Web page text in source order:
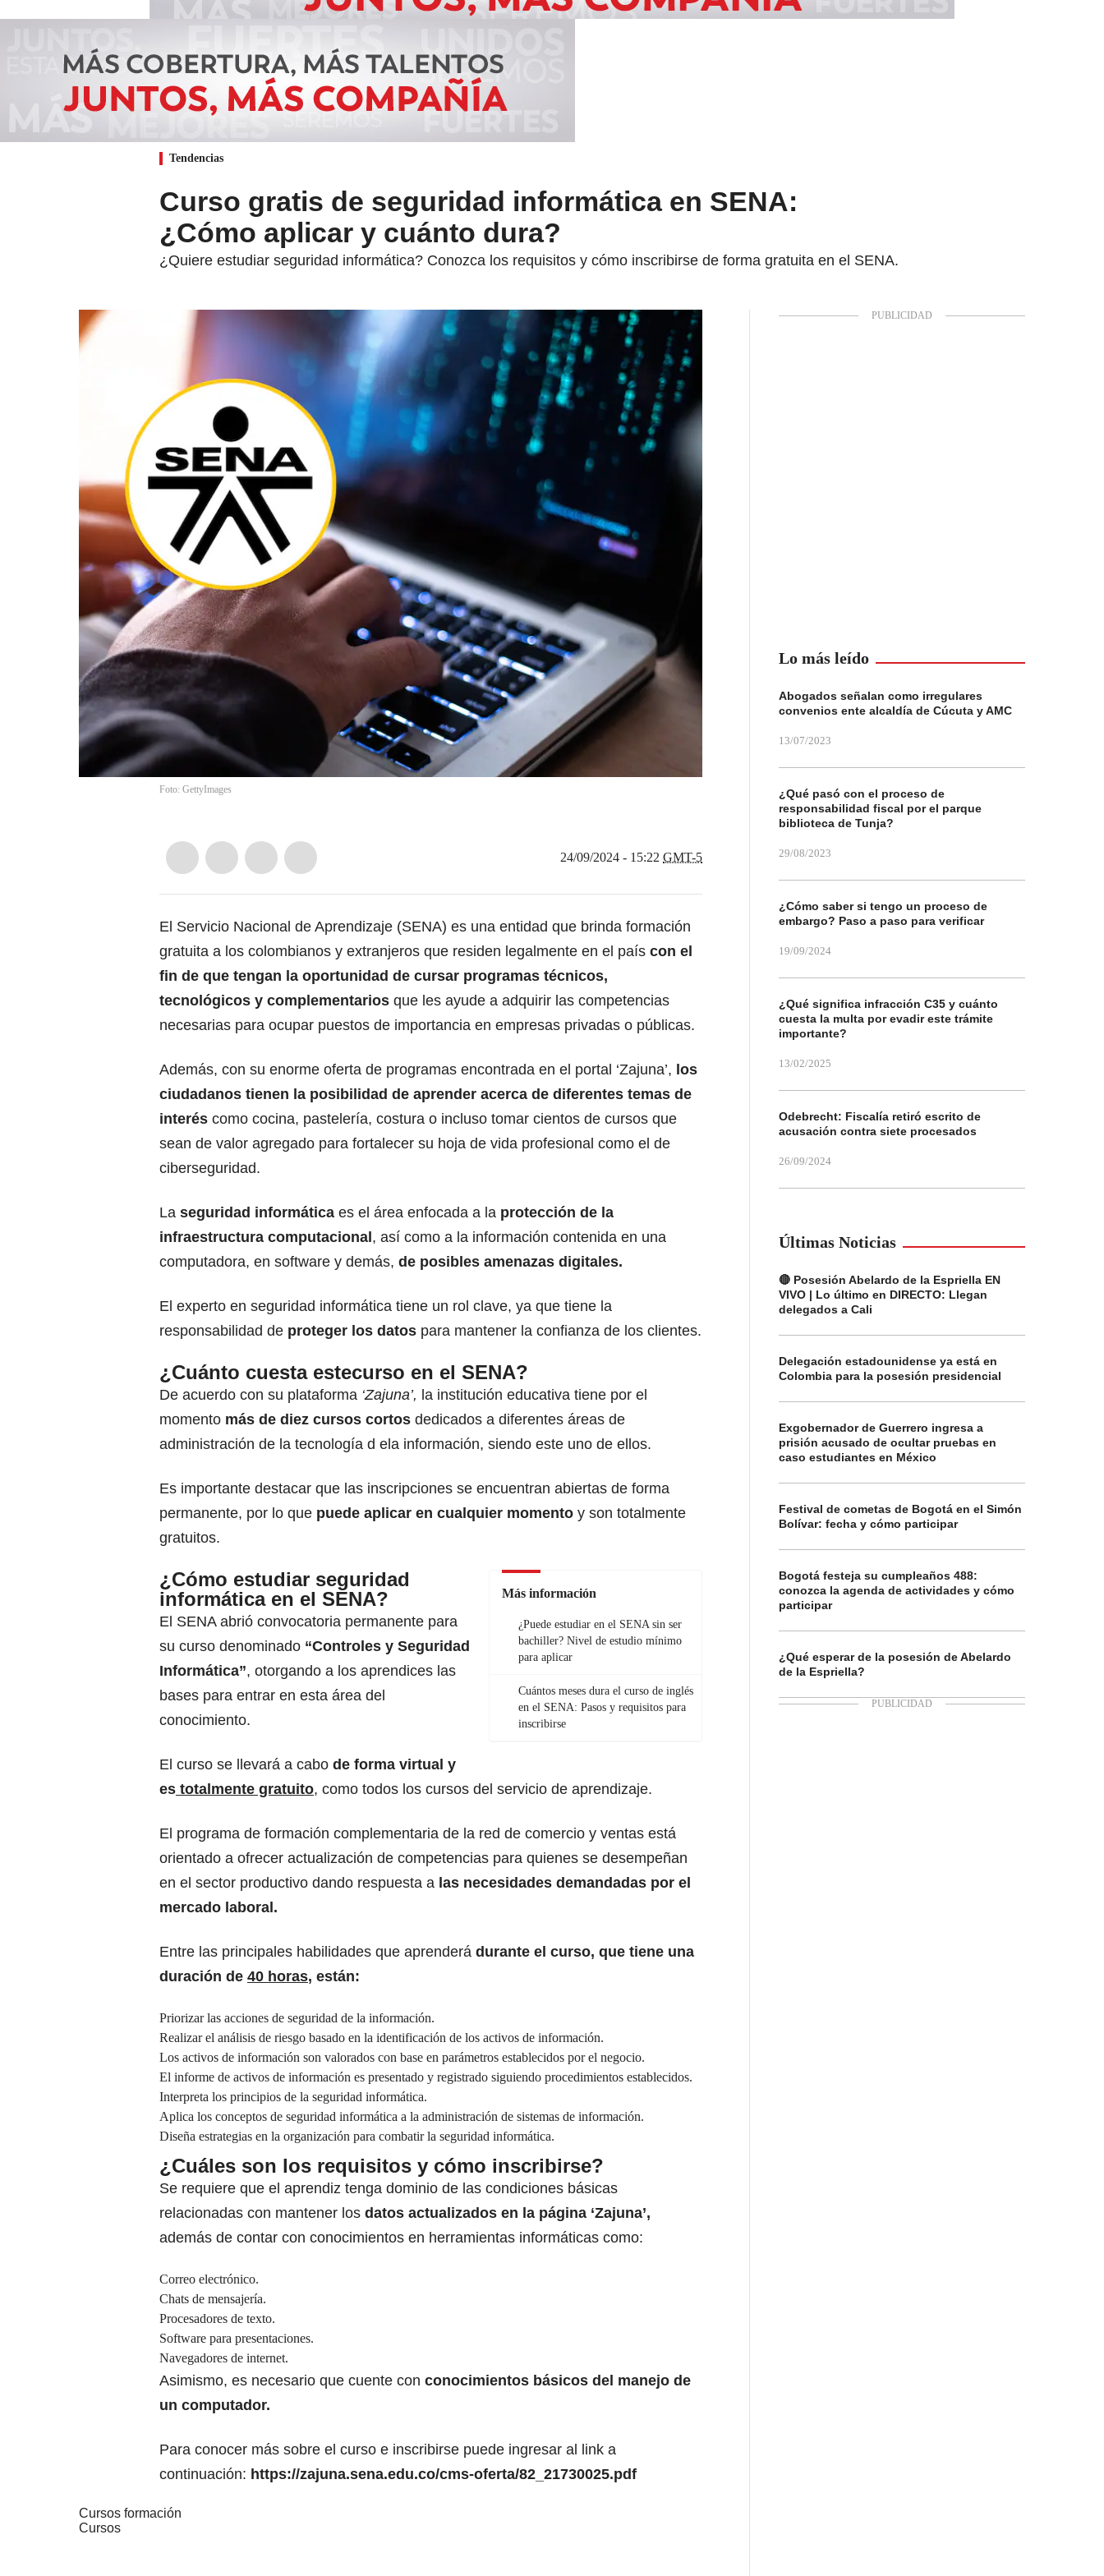
Tendencias
Curso gratis de seguridad informática en SENA:
¿Cómo aplicar y cuánto dura?
¿Quiere estudiar seguridad informática? Conozca los requisitos y cómo inscribirse de forma gratuita en el SENA.
Foto: GettyImages
24/09/2024 - 15:22 GMT-5
El Servicio Nacional de Aprendizaje (SENA) es una entidad que brinda formación
gratuita a los colombianos y extranjeros que residen legalmente en el país con el
fin de que tengan la oportunidad de cursar programas técnicos,
tecnológicos y complementarios que les ayude a adquirir las competencias
necesarias para ocupar puestos de importancia en empresas privadas o públicas.
Además, con su enorme oferta de programas encontrada en el portal ‘Zajuna’, los
ciudadanos tienen la posibilidad de aprender acerca de diferentes temas de
interés como cocina, pastelería, costura o incluso tomar cientos de cursos que
sean de valor agregado para fortalecer su hoja de vida profesional como el de
ciberseguridad.
La seguridad informática es el área enfocada a la protección de la
infraestructura computacional , así como a la información contenida en una
computadora, en software y demás, de posibles amenazas digitales.
El experto en seguridad informática tiene un rol clave, ya que tiene la
responsabilidad de proteger los datos para mantener la confianza de los clientes.
¿Cuánto cuesta estecurso en el SENA?
De acuerdo con su plataforma ‘Zajuna’, la institución educativa tiene por el
momento más de diez cursos cortos dedicados a diferentes áreas de
administración de la tecnología d ela información, siendo este uno de ellos.
Es importante destacar que las inscripciones se encuentran abiertas de forma
permanente, por lo que puede aplicar en cualquier momento y son totalmente
gratuitos.
Más información
¿Puede estudiar en el SENA sin ser
bachiller? Nivel de estudio mínimo
para aplicar
Cuántos meses dura el curso de inglés
en el SENA: Pasos y requisitos para
inscribirse
¿Cómo estudiar seguridad
informática en el SENA?
El SENA abrió convocatoria permanente para
su curso denominado “Controles y Seguridad
Informática”, otorgando a los aprendices las
bases para entrar en esta área del
conocimiento.
El curso se llevará a cabo de forma virtual y
es totalmente gratuito, como todos los cursos del servicio de aprendizaje.
El programa de formación complementaria de la red de comercio y ventas está
orientado a ofrecer actualización de competencias para quienes se desempeñan
en el sector productivo dando respuesta a las necesidades demandadas por el
mercado laboral.
Entre las principales habilidades que aprenderá durante el curso, que tiene una
duración de 40 horas, están:
Priorizar las acciones de seguridad de la información.
Realizar el análisis de riesgo basado en la identificación de los activos de información.
Los activos de información son valorados con base en parámetros establecidos por el negocio.
El informe de activos de información es presentado y registrado siguiendo procedimientos establecidos.
Interpreta los principios de la seguridad informática.
Aplica los conceptos de seguridad informática a la administración de sistemas de información.
Diseña estrategias en la organización para combatir la seguridad informática.
¿Cuáles son los requisitos y cómo inscribirse?
Se requiere que el aprendiz tenga dominio de las condiciones básicas
relacionadas con mantener los datos actualizados en la página ‘Zajuna’,
además de contar con conocimientos en herramientas informáticas como:
Correo electrónico.
Chats de mensajería.
Procesadores de texto.
Software para presentaciones.
Navegadores de internet.
Asimismo, es necesario que cuente con conocimientos básicos del manejo de
un computador.
Para conocer más sobre el curso e inscribirse puede ingresar al link a
continuación: https://zajuna.sena.edu.co/cms-oferta/82_21730025.pdf
Cursos formación
Cursos
Lo más leído
Abogados señalan como irregulares
convenios ente alcaldía de Cúcuta y AMC
13/07/2023
¿Qué pasó con el proceso de
responsabilidad fiscal por el parque
biblioteca de Tunja?
29/08/2023
¿Cómo saber si tengo un proceso de
embargo? Paso a paso para verificar
19/09/2024
¿Qué significa infracción C35 y cuánto
cuesta la multa por evadir este trámite
importante?
13/02/2025
Odebrecht: Fiscalía retiró escrito de
acusación contra siete procesados
26/09/2024
Últimas Noticias
🔴 Posesión Abelardo de la Espriella EN
VIVO | Lo último en DIRECTO: Llegan
delegados a Cali
Delegación estadounidense ya está en
Colombia para la posesión presidencial
Exgobernador de Guerrero ingresa a
prisión acusado de ocultar pruebas en
caso estudiantes en México
Festival de cometas de Bogotá en el Simón
Bolívar: fecha y cómo participar
Bogotá festeja su cumpleaños 488:
conozca la agenda de actividades y cómo
participar
¿Qué esperar de la posesión de Abelardo
de la Espriella?